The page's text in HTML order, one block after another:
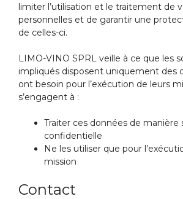
limiter l’utilisation et le traitement de
personnelles et de garantir une
de celles-ci.
LIMO-VINO SPRL veille à ce que les
impliqués disposent uniquement des
ont besoin pour l’exécution de leurs
s’engagent à :
Traiter ces données de manière
confidentielle
Ne les utiliser que pour
mission
Contact